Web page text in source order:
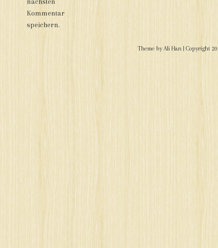
Kommentar
speichern.
Theme by Ali Han | Copyright